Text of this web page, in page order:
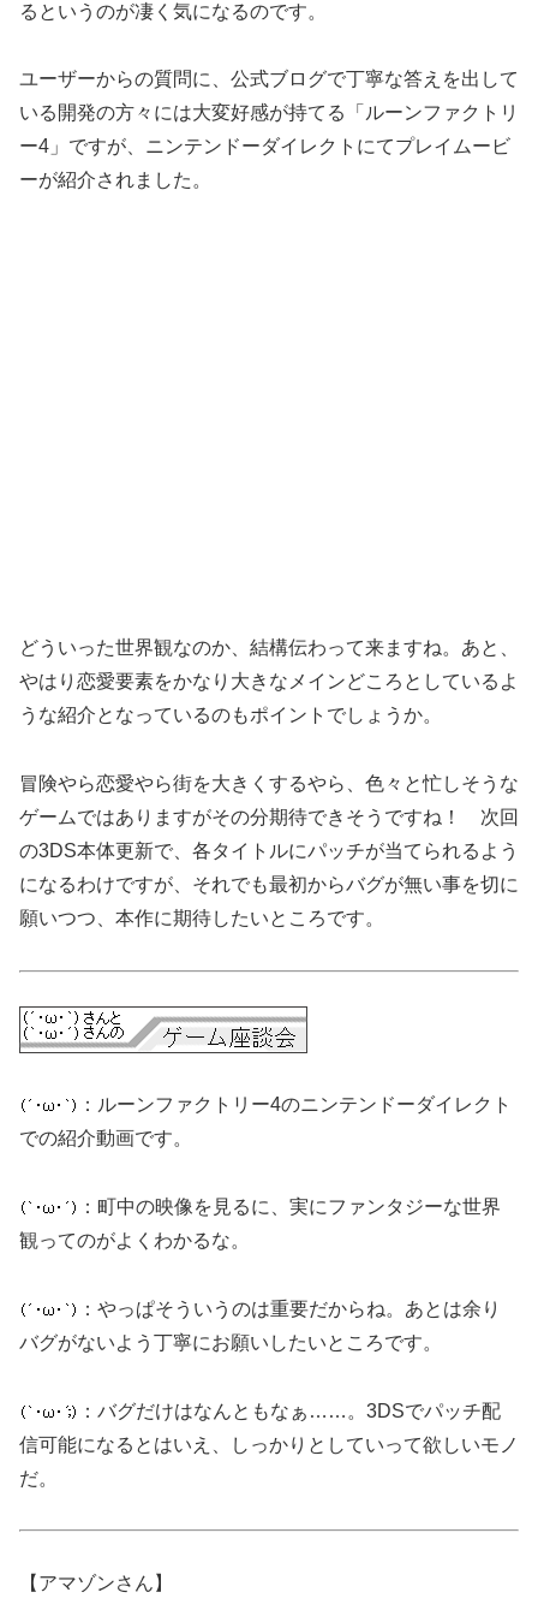
るというのが凄く気になるのです。
ユーザーからの質問に、公式ブログで丁寧な答えを出して
いる開発の方々には大変好感が持てる「ルーンファクトリ
ー4」ですが、ニンテンドーダイレクトにてプレイムービ
ーが紹介されました。
どういった世界観なのか、結構伝わって来ますね。あと、
やはり恋愛要素をかなり大きなメインどころとしているよ
うな紹介となっているのもポイントでしょうか。
冒険やら恋愛やら街を大きくするやら、色々と忙しそうな
ゲームではありますがその分期待できそうですね！ 次回
の3DS本体更新で、各タイトルにパッチが当てられるよう
になるわけですが、それでも最初からバグが無い事を切に
願いつつ、本作に期待したいところです。
：ルーンファクトリー4のニンテンドーダイレクト
での紹介動画です。
：町中の映像を見るに、実にファンタジーな世界
観ってのがよくわかるな。
：やっぱそういうのは重要だからね。あとは余り
バグがないよう丁寧にお願いしたいところです。
：バグだけはなんともなぁ……。3DSでパッチ配
信可能になるとはいえ、しっかりとしていって欲しいモノ
だ。
【アマゾンさん】